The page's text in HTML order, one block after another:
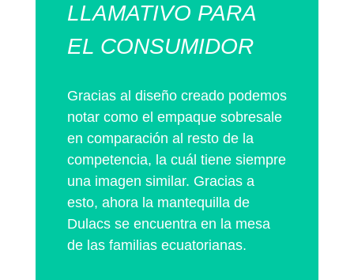
LLAMATIVO PARA
EL CONSUMIDOR
Gracias al diseño creado podemos
notar como el empaque sobresale
en comparación al resto de la
competencia, la cuál tiene siempre
una imagen similar. Gracias a
esto, ahora la mantequilla de
Dulacs se encuentra en la mesa
de las familias ecuatorianas.